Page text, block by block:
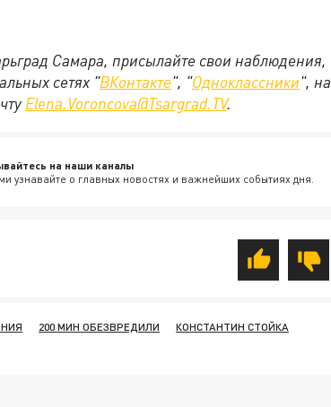
Самара, присылайте свои наблюдения,
сетях "ВКонтакте", "Одноклассники", на
Elena.Voroncova@Tsargrad.TV.
на наши каналы
узнавайте о главных новостях и важнейших событиях дня.
200 МИН ОБЕЗВРЕДИЛИ
КОНСТАНТИН СТОЙКА